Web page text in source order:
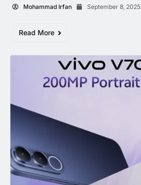
Mohammad Irfan September 8, 2025
Read More